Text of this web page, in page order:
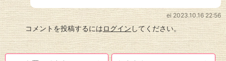
ei 2023.10.16 22:56
コメントを投稿するにはログイン してください。